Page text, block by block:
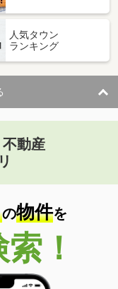
人気タウン
ランキング
動産
の物件を
！